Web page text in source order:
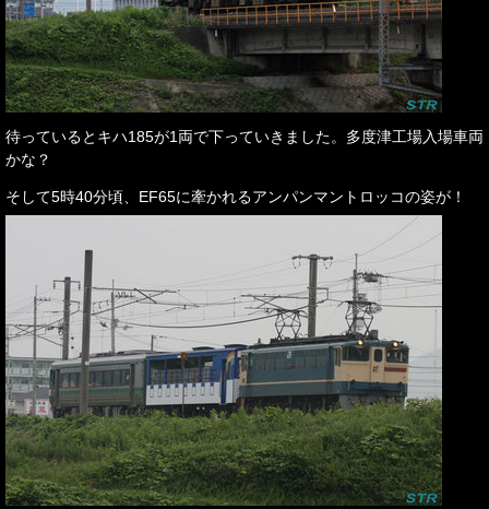
待っているとキハ185が1両で下っていきました。多度津工場入場車両
かな？
そして5時40分頃、EF65に牽かれるアンパンマントロッコの姿が！